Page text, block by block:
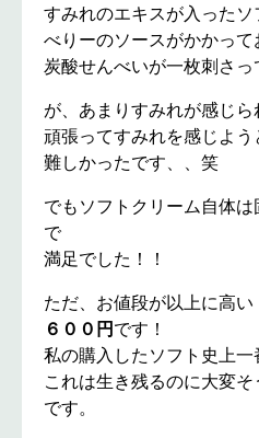
すみれのエキスが入った
べりーのソースがかかって
炭酸せんべいが一枚刺さ
が、あまりすみれが感じら
頑張ってすみれを感じよう
難しかったです、、笑
でもソフトクリーム自体
で
満足でした！！
ただ、お値段が以上に高い
６００円です！
私の購入したソフト史上一
これは生き残るのに大変
です。